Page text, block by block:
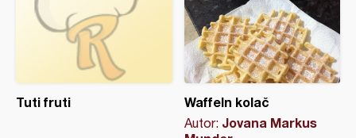
Tuti fruti Waffeln kolač
Autor: Jovana Markus